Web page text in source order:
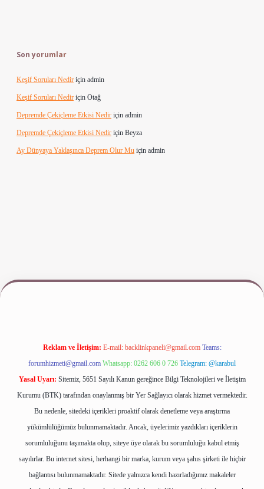
Son yorumlar
Keşif Soruları Nedir için admin
Keşif Soruları Nedir için Otağ
Depremde Çekiçleme Etkisi Nedir için admin
Depremde Çekiçleme Etkisi Nedir için Beyza
Ay Dünyaya Yaklaşınca Deprem Olur Mu için admin
www.betexper.xyz/
Reklam ve İletişim: E-mail: backlinkpaneli@gmail.com Teams:
forumhizmeti@gmail.com Whatsapp: 0262 606 0 726 Telegram: @karabul
Yasal Uyarı: Sitemiz, 5651 Sayılı Kanun gereğince Bilgi Teknolojileri ve İletişim
Kurumu (BTK) tarafından onaylanmış bir Yer Sağlayıcı olarak hizmet vermektedir.
Bu nedenle, sitedeki içerikleri proaktif olarak denetleme veya araştırma
yükümlülüğümüz bulunmamaktadır. Ancak, üyelerimiz yazdıkları içeriklerin
sorumluluğunu taşımakta olup, siteye üye olarak bu sorumluluğu kabul etmiş
sayılırlar. Bu internet sitesi, herhangi bir marka, kurum veya şahıs şirketi ile hiçbir
bağlantısı bulunmamaktadır. Sitede yalnızca kendi hazırladığımız makaleler